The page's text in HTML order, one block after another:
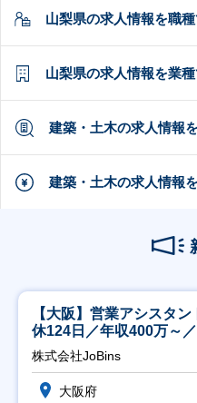
山梨県の求人情報を職
山梨県の求人情報を業
建築・土木の求人情報
建築・土木の求人情報
【大阪】営業アシスタ
休124日／年収400万～／
株式会社JoBins
大阪府